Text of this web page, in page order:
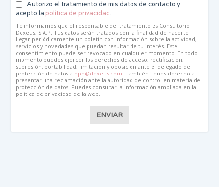
Autorizo el tratamiento de mis datos de contacto y
acepto la política de privacidad.
Te informamos que el responsable del tratamiento es Consultorio
Dexeus, S.A.P. Tus datos serán tratados con la finalidad de hacerte
llegar periódicamente un boletín con información sobre la actividad,
servicios y novedades que puedan resultar de tu interés. Este
consentimiento puede ser revocado en cualquier momento. En todo
momento puedes ejercer los derechos de acceso, rectificación,
supresión, portabilidad, limitación y oposición ante el delegado de
protección de datos a dpd@dexeus.com. También tienes derecho a
presentar una reclamación ante la autoridad de control en materia de
protección de datos. Puedes consultar la información ampliada en la
política de privacidad de la web.
ENVIAR